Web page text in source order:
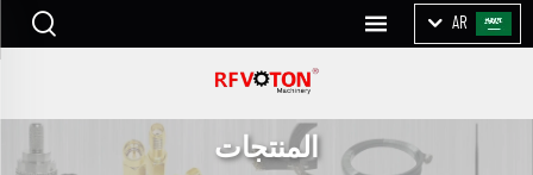
AR
المنتجات